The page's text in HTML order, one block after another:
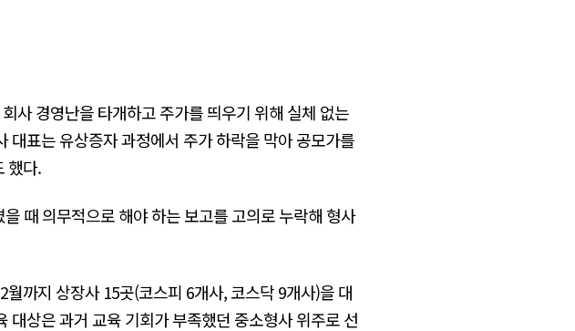
사 경영난을 타개하고 주가를 띄우기 위해 실체 없는
표는 유상증자 과정에서 주가 하락을 막아 공모가를
했다.
때 의무적으로 해야 하는 보고를 고의로 누락해 형사
까지 상장사 15곳(코스피 6개사, 코스닥 9개사)을 대
상은 과거 교육 기회가 부족했던 중소형사 위주로 선